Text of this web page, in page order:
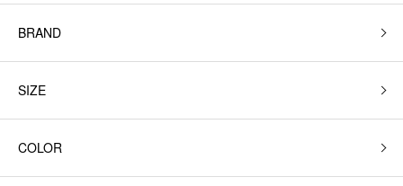
BRAND
SIZE
COLOR